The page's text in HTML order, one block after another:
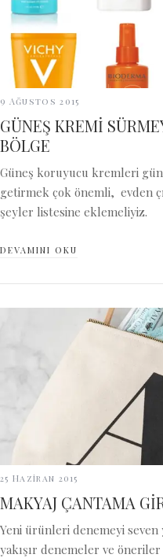
9 Ağustos 2015
GÜNEŞ KREMİ
BÖLGE
Güneş koruyucu kremleri
getirmek çok önemli, evden
şeyler listesine eklemeliyiz.
DEVAMINI OKU
25 Haziran 2015
MAKYAJ ÇANTAMA
Yeni ürünleri denemeyi seven
yakışır denemeler ve öneriler